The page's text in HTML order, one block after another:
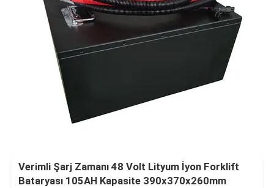
Verimli Şarj Zamanı 48 Volt Lityum İyon Forklift
Bataryası 105AH Kapasite 390x370x260mm